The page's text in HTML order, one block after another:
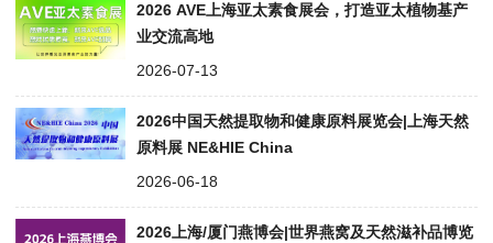
2026 AVE上海亚太素食展会，打造亚太植物基产
业交流高地
2026-07-13
2026中国天然提取物和健康原料展览会|上海天然
原料展 NE&HIE China
2026-06-18
2026上海/厦门燕博会|世界燕窝及天然滋补品博览